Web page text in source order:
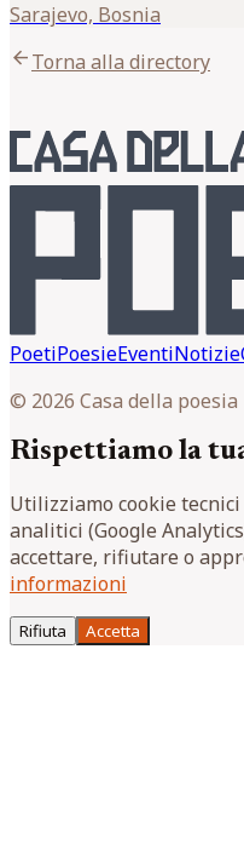
Sarajevo, Bosnia
arrow_backTorna alla directory
PoetiPoesieEventiNotizie
© 2026 Casa della poesia
Rispettiamo la
Utilizziamo cookie
analitici (Google
accettare, rifiutare o
informazioni
Rifiuta Accetta